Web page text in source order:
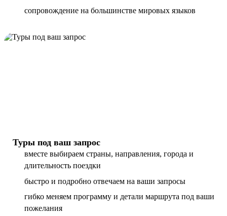
сопровождение на большинстве мировых языков
Туры под ваш запрос
вместе выбираем страны, направления, города и
длительность поездки
быстро и подробно отвечаем на ваши запросы
гибко меняем программу и детали маршрута под ваши
пожелания